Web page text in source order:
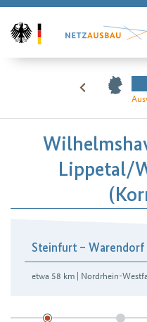
Lippetal/​
Steinfurt – Warendorf
etwa 58 km | Nordrhein-